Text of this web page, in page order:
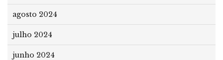
agosto 2024
julho 2024
junho 2024